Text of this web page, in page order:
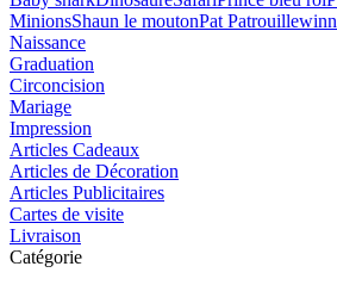
MinionsShaun le moutonPat Patrouille
Naissance
Graduation
Circoncision
Mariage
Impression
Articles Cadeaux
Articles de Décoration
Articles Publicitaires
Cartes de visite
Livraison
Catégorie